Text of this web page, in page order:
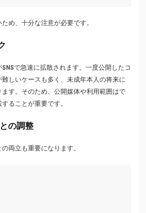
め、十分な注意が必要です。
で急速に拡散されます。一度公開したコ
しいケースも多く、未成年本人の将来に
す。そのため、公開媒体や利用範囲はで
ることが重要です。
の調整
両立も重要になります。